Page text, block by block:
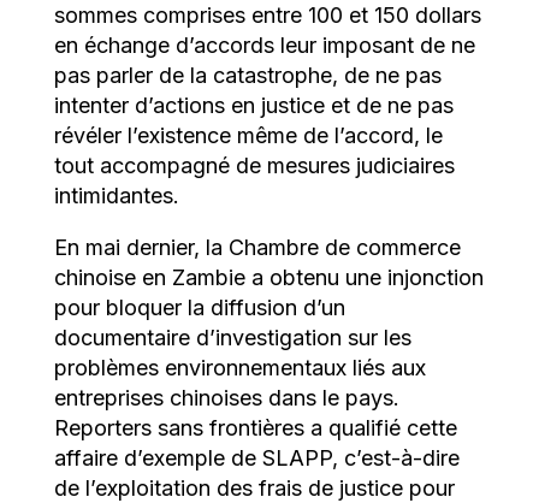
sommes comprises entre 100 et 150 dollars
en échange d’accords leur imposant de ne
pas parler de la catastrophe, de ne pas
intenter d’actions en justice et de ne pas
révéler l’existence même de l’accord, le
tout accompagné de mesures judiciaires
intimidantes.
En mai dernier, la Chambre de commerce
chinoise en Zambie a obtenu une injonction
pour bloquer la diffusion d’un
documentaire d’investigation sur les
problèmes environnementaux liés aux
entreprises chinoises dans le pays.
Reporters sans frontières a qualifié cette
affaire d’exemple de SLAPP, c’est-à-dire
de l’exploitation des frais de justice pour